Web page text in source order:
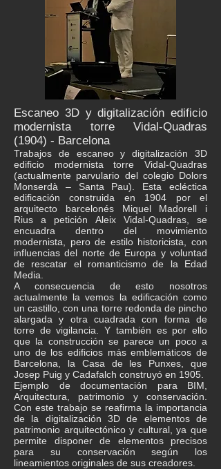
Escaneo 3D y digitalización edificio
modernista torre Vidal-Quadras
(1904) - Barcelona
Trabajos de escaneo y digitalización 3D
edificio modernista torre Vidal-Quadras
(actualmente parvulario del colegio Dolors
Monserdà – Santa Pau). Esta ecléctica
edificación construida en 1904 por el
arquitecto barcelonés Miquel Madorell i
Rius a petición Aleix Vidal-Quadras, se
encuadra dentro del movimiento
modernista, pero de estilo historicista, con
influencias del norte de Europa y voluntad
de rescatar el romanticismo de la Edad
Media.
A consecuencia de esto nosotros
actualmente la vemos la edificación como
un castillo, con una torre redonda de pincho
alargada y otra cuadrada con forma de
torre de vigilancia. Y también es por ello
que la construcción se parece un poco a
uno de los edificios más emblemáticos de
Barcelona, ​​la Casa de les Punxes, que
Josep Puig y Cadafalch construyó en 1905.
Ejemplo de documentación para BIM,
Arquitectura, patrimonio y conservación.
Con este trabajo se reafirma la importancia
de la digitalización 3D de elementos de
patrimonio arquitectónico y cultural, ya que
permite disponer de elementos precisos
para su conservación según los
lineamientos originales de sus creadores.